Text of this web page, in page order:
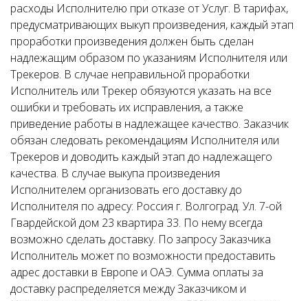
расходы Исполнителю при отказе от Услуг. В тарифах,
предусматривающих выкуп произведения, каждый этап
проработки произведения должен быть сделан
надлежащим образом по указаниям Исполнителя или
Трекеров. В случае неправильной проработки
Исполнитель или Трекер обязуются указать на все
ошибки и требовать их исправления, а также
приведение работы в надлежащее качество. Заказчик
обязан следовать рекомендациям Исполнителя или
Трекеров и доводить каждый этап до надлежащего
качества. В случае выкупа произведения
Исполнителем организовать его доставку до
Исполнителя по адресу: Россия г. Волгоград. Ул. 7-ой
Гвардейской дом 23 квартира 33. По нему всегда
возможно сделать доставку. По запросу Заказчика
Исполнитель может по возможности предоставить
адрес доставки в Европе и ОАЭ. Сумма оплаты за
доставку распределяется между Заказчиком и